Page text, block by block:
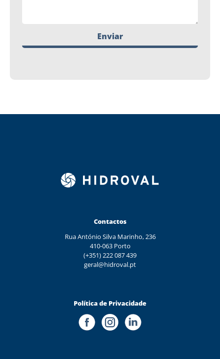
Enviar
Contactos
Rua António Silva Marinho, 236
410-063 Porto
(+351) 222 087 439
geral@hidroval.pt
Política de Privacidade